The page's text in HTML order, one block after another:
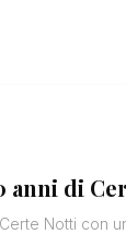
anni di
Notti con